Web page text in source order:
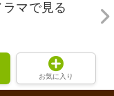
マで見る
お気に入り